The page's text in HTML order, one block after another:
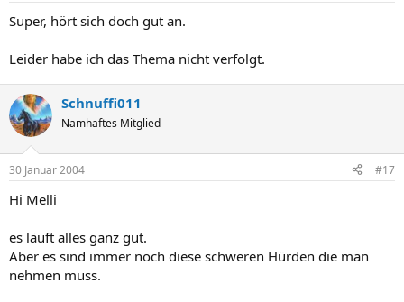
Super, hört sich doch gut an.
Leider habe ich das Thema nicht verfolgt.
Schnuffi011
Namhaftes Mitglied
30 Januar 2004 #17
Hi Melli
es läuft alles ganz gut.
Aber es sind immer noch diese schweren Hürden die man
nehmen muss.